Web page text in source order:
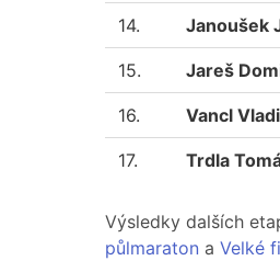
14. Janoušek
15. Jareš
16. Vancl
17. Trdla
Výsledky dalších
půlmaraton a Velké